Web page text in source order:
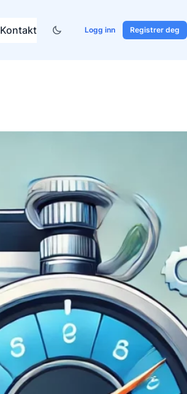
Kontakt Logg inn Registrer deg